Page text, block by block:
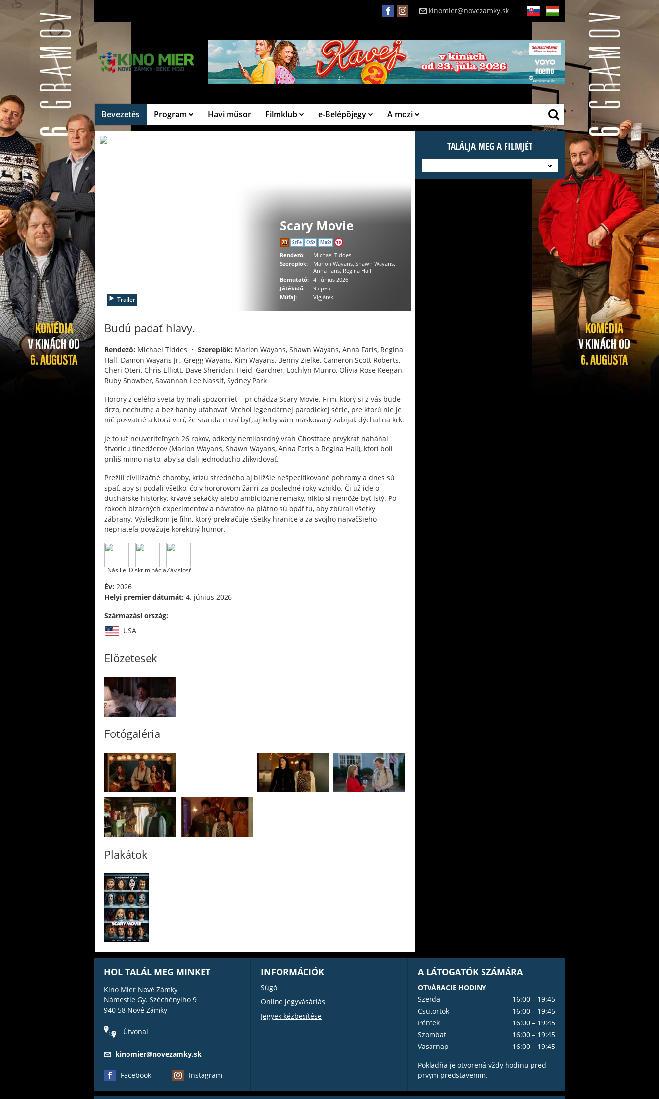
kinomier@novezamky.sk
Bevezetés Program Havi műsor Filmklub e-Belépõjegy A mozi
Trailer
Scary Movie
2D SzFe CsSz MaSz 18
Rendezö:
Michael Tiddes
Szereplők:
Marlon Wayans, Shawn Wayans,
Anna Faris, Regina Hall
Bemutató: 4. június 2026
Játékidő:
95 perc
Műfaj:
Vígjáték
Budú padať hlavy.
Rendezö: Michael Tiddes • Szereplők: Marlon Wayans, Shawn Wayans, Anna Faris, Regina
Hall, Damon Wayans Jr., Gregg Wayans, Kim Wayans, Benny Zielke, Cameron Scott Roberts,
Cheri Oteri, Chris Elliott, Dave Sheridan, Heidi Gardner, Lochlyn Munro, Olivia Rose Keegan,
Ruby Snowber, Savannah Lee Nassif, Sydney Park
Horory z celého sveta by mali spozornieť – prichádza Scary Movie. Film, ktorý si z vás bude
drzo, nechutne a bez hanby uťahovať. Vrchol legendárnej parodickej série, pre ktorú nie je
nič posvätné a ktorá verí, že sranda musí byť, aj keby vám maskovaný zabijak dýchal na krk.
Je to už neuveriteľných 26 rokov, odkedy nemilosrdný vrah Ghostface prvýkrát naháňal
štvoricu tínedžerov (Marlon Wayans, Shawn Wayans, Anna Faris a Regina Hall), ktorí boli
príliš mimo na to, aby sa dali jednoducho zlikvidovať.
Prežili civilizačné choroby, krízu stredného aj bližšie nešpecifikované pohromy a dnes sú
späť, aby si podali všetko, čo v hororovom žánri za posledné roky vzniklo. Či už ide o
duchárske historky, krvavé sekačky alebo ambiciózne remaky, nikto si nemôže byť istý. Po
rokoch bizarných experimentov a návratov na plátno sú opäť tu, aby zbúrali všetky
zábrany. Výsledkom je film, ktorý prekračuje všetky hranice a za svojho najväčšieho
nepriateľa považuje korektný humor.
Násilie DiskrimináciaZávislosť
Év: 2026
Helyi premier dátumát: 4. június 2026
Származási ország:
USA
Előzetesek
Fotógaléria
Plakátok
TALÁLJA MEG A FILMJÉT
HOL TALÁL MEG MINKET
Kino Mier Nové Zámky
Námestie Gy. Széchényiho 9
940 58 Nové Zámky
Útvonal
kinomier@novezamky.sk
Facebook Instagram
INFORMÁCIÓK
Súgó
Online jegyvásárlás
Jegyek kézbesítése
A LÁTOGATÓK SZÁMÁRA
OTVÁRACIE HODINY
Szerda
16:00 – 19:45
Csütörtök
16:00 – 19:45
Péntek
16:00 – 19:45
Szombat
16:00 – 19:45
Vasárnap
16:00 – 19:45
Pokladňa je otvorená vždy hodinu pred
prvým predstavením.